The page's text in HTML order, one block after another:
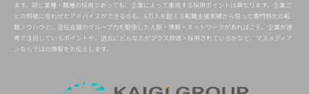
ます。同じ業種・職種の採用であっても、企業によって重視する採用ポイントは異なります。企業ご
との特徴に合わせたアドバイスができるのも、6万人を超える転職支援実績から培った専門特化の転
職ノウハウと、宣伝会議のグループ力を駆使した人脈・情報・ネットワークがあればこそ。企業が選
考で注目しているポイントや、過去にどんな人がプラス評価・採用されているかなど、マスメディア
ンならではの情報をお伝えします。